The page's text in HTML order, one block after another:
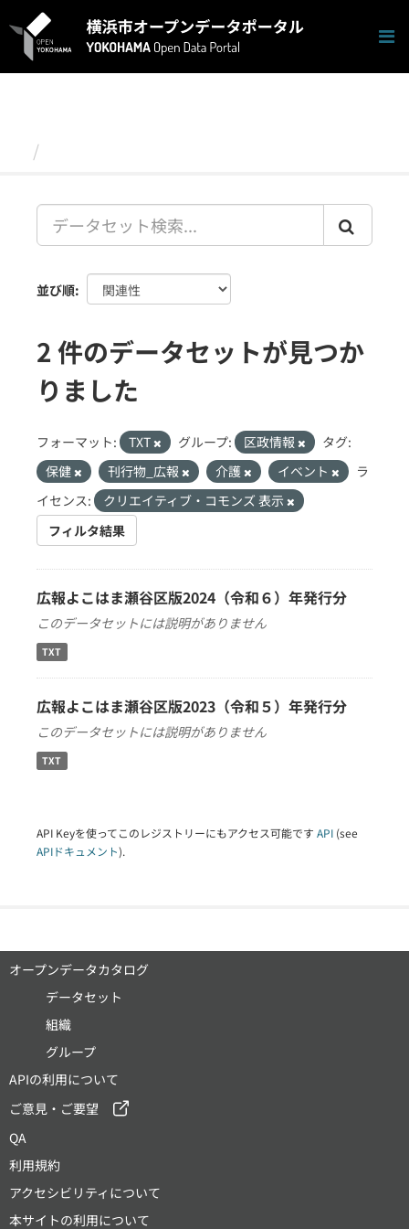
キ
並び順
2 件のデータセットが見つか
りました
フォーマット: TXT グループ: 区政情報
タグ:
保健
刊行物_広報 介護 イベント
ラ
イセンス:
クリエイティブ・コモンズ 表示
フィルタ結果
広報よこはま瀬谷区版2024（令和６）年発行分
このデータセットには説明がありません
TXT
広報よこはま瀬谷区版2023（令和５）年発行分
このデータセットには説明がありません
TXT
API Keyを使ってこのレジストリーにもアクセス可能です API (see
APIドキュメント).
オープンデータカタログ
データセット
組織
グループ
APIの利用について
ご意見・ご要望
QA
利用規約
アクセシビリティについて
本サイトの利用について